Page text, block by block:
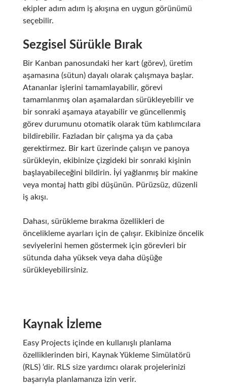
ekipler adım adım iş akışına en uygun görünümü
seçebilir.
Sezgisel Sürükle Bırak
Bir Kanban panosundaki her kart (görev), üretim
aşamasına (sütun) dayalı olarak çalışmaya başlar.
Atananlar işlerini tamamlayabilir, görevi
tamamlanmış olan aşamalardan sürükleyebilir ve
bir sonraki aşamaya atayabilir ve güncellenmiş
görev durumunu otomatik olarak tüm katılımcılara
bildirebilir. Fazladan bir çalışma ya da çaba
gerektirmez. Bir kart üzerinde çalışın ve panoya
sürükleyin, ekibinize çizgideki bir sonraki kişinin
başlayabileceğini bildirin. İyi yağlanmış bir makine
veya montaj hattı gibi düşünün. Pürüzsüz, düzenli
iş akışı.
Dahası, sürükleme bırakma özellikleri de
öncelikleme ayarları için de çalışır. Ekibinize öncelik
seviyelerini hemen göstermek için görevleri bir
sütunda daha yüksek veya daha düşüğe
sürükleyebilirsiniz.
Kaynak İzleme
Easy Projects içinde en kullanışlı planlama
özelliklerinden biri, Kaynak Yükleme Simülatörü
(RLS) ‘dir. RLS size yardımcı olarak projelerinizi
başarıyla planlamanıza izin verir.